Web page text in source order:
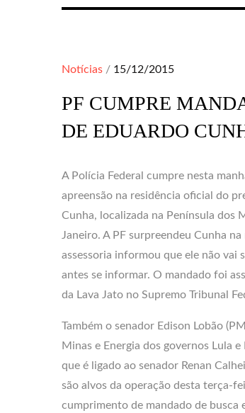
Notícias
Posted
15/12/2015
PF CUMPRE
DE EDUARDO
A Polícia Federal cumpre nesta
apreensão na residência oficial do
Cunha, localizada na Península dos
Janeiro. A PF surpreendeu Cunha
assessoria informou que ele não vai
antes se informar. O mandado foi
da Lava Jato no Supremo Tribunal
Também o senador Edison Lobão
Minas e Energia dos governos Lula
que é ligado ao senador Renan
são alvos da operação desta terça-
cumprimento de mandado de busca